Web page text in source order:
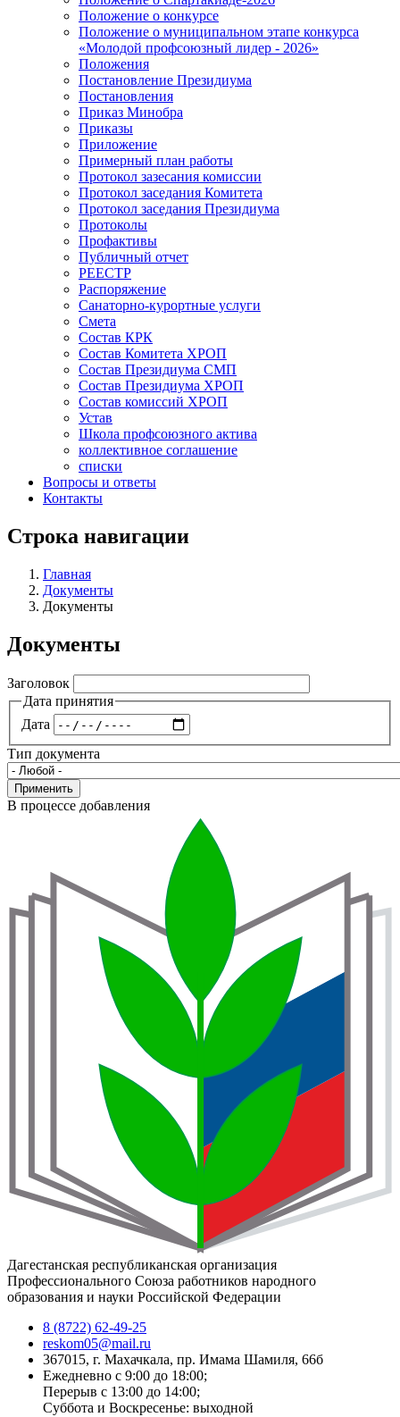
Положение о конкурсе
Положение о муниципальном этапе конкурса
«Молодой профсоюзный лидер - 2026»
Положения
Постановление Президиума
Постановления
Приказ Минобра
Приказы
Приложение
Примерный план работы
Протокол зазесания комиссии
Протокол заседания Комитета
Протокол заседания Президиума
Протоколы
Профактивы
Публичный отчет
РЕЕСТР
Распоряжение
Санаторно-курортные услуги
Смета
Состав КРК
Состав Комитета ХРОП
Состав Президиума СМП
Состав Президиума ХРОП
Состав комиссий ХРОП
Устав
Школа профсоюзного актива
коллективное соглашение
списки
Вопросы и ответы
Контакты
Строка навигации
Главная
Документы
Документы
Документы
Заголовок
Дата принятия
Дата
Тип документа
Применить
В процессе добавления
Дагестанская республиканская организация
Профессионального Союза работников народного
образования и науки Российской Федерации
8 (8722) 62-49-25
reskom05@mail.ru
367015, г. Махачкала, пр. Имама Шамиля, 66б
Ежедневно с 9:00 до 18:00;
Перерыв с 13:00 до 14:00;
Суббота и Воскресенье: выходной